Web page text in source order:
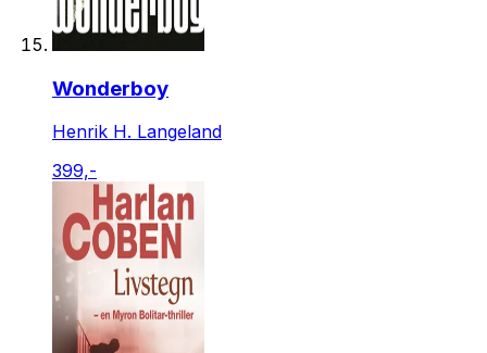
Wonderboy
Henrik H. Langeland
399,-